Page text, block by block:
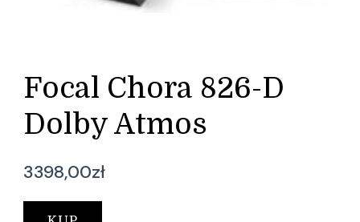
Focal Chora 826-D
Dolby Atmos
3398,00zł